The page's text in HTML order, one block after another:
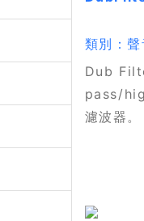
類別：聲
Dub
pass/
濾波器。